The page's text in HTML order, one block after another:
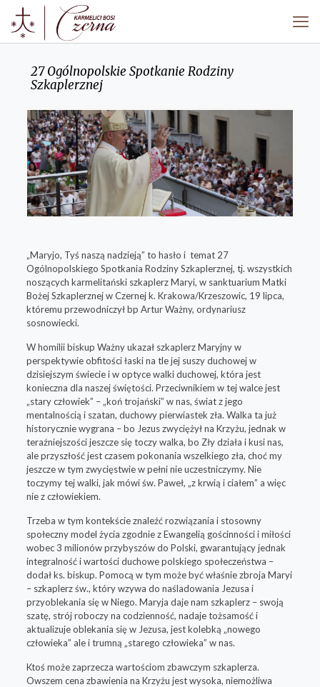
27 Ogólnopolskie Spotkanie Rodziny
Szkaplerznej
„Maryjo, Tyś naszą nadzieją” to hasło i temat 27
Ogólnopolskiego Spotkania Rodziny Szkaplerznej, tj. wszystkich
noszących karmelitański szkaplerz Maryi, w sanktuarium Matki
Bożej Szkaplerznej w Czernej k. Krakowa/Krzeszowic, 19 lipca,
któremu przewodniczył bp Artur Ważny, ordynariusz
sosnowiecki.
W homilii biskup Ważny ukazał szkaplerz Maryjny w
perspektywie obfitości łaski na tle jej suszy duchowej w
dzisiejszym świecie i w optyce walki duchowej, która jest
konieczna dla naszej świętości. Przeciwnikiem w tej walce jest
„stary człowiek” – „koń trojański” w nas, świat z jego
mentalnością i szatan, duchowy pierwiastek zła. Walka ta już
historycznie wygrana – bo Jezus zwyciężył na Krzyżu, jednak w
teraźniejszości jeszcze się toczy walka, bo Zły działa i kusi nas,
ale przyszłość jest czasem pokonania wszelkiego zła, choć my
jeszcze w tym zwycięstwie w pełni nie uczestniczymy. Nie
toczymy tej walki, jak mówi św. Paweł, „z krwią i ciałem” a więc
nie z człowiekiem.
Trzeba w tym kontekście znaleźć rozwiązania i stosowny
społeczny model życia zgodnie z Ewangelią gościnności i miłości
wobec 3 milionów przybyszów do Polski, gwarantujący jednak
integralność i wartości duchowe polskiego społeczeństwa –
dodał ks. biskup. Pomocą w tym może być właśnie zbroja Maryi
– szkaplerz św., który wzywa do naśladowania Jezusa i
przyoblekania się w Niego. Maryja daje nam szkaplerz – swoją
szatę, strój roboczy na codzienność, nadaje tożsamość i
aktualizuje oblekania się w Jezusa, jest kolebką „nowego
człowieka” ale i trumną „starego człowieka” w nas.
Ktoś może zaprzecza wartościom zbawczym szkaplerza.
Owszem cena zbawienia na Krzyżu jest wysoka, niemożliwa